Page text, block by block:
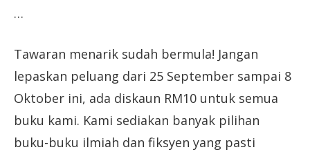
…
Tawaran menarik sudah bermula! Jangan
lepaskan peluang dari 25 September sampai 8
Oktober ini, ada diskaun RM10 untuk semua
buku kami. Kami sediakan banyak pilihan
buku-buku ilmiah dan fiksyen yang pasti